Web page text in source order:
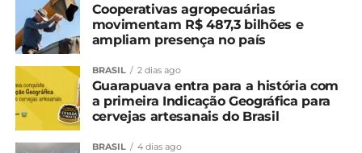
NÃO PERCA
Ovos: Exportações caem, mas são recordes
para o 3º tri
Cooperativas agropecuárias
movimentam R$ 487,3 bilhões e
ampliam presença no país
BRASIL 2 dias ago
Guarapuava entra para a história com
a primeira Indicação Geográfica para
cervejas artesanais do Brasil
BRASIL 4 dias ago